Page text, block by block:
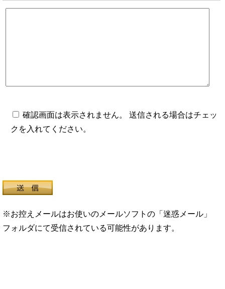
確認画面は表示されません。 送信される場合はチェッ
クを入れてください。
※お控えメールはお使いのメールソフトの「迷惑メール」
フォルダにて受信されている可能性があります。